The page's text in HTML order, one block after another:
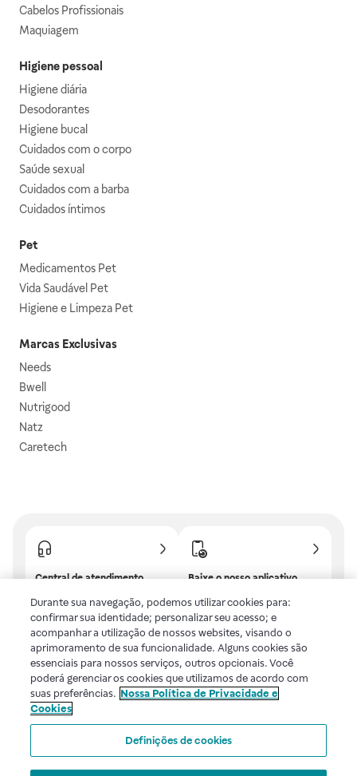
Cabelos Profissionais
Maquiagem
Higiene pessoal
Higiene diária
Desodorantes
Higiene bucal
Cuidados com o corpo
Saúde sexual
Cuidados com a barba
Cuidados íntimos
Pet
Medicamentos Pet
Vida Saudável Pet
Higiene e Limpeza Pet
Marcas Exclusivas
Needs
Bwell
Nutrigood
Natz
Caretech
Central de atendimento
frequentes ou fale com a
gente.
Baixe o nosso aplicativo
benefícios exclusivos!
Uma empresa
Voltar ao topo
Durante sua navegação, podemos utilizar cookies para:
confirmar sua identidade; personalizar seu acesso; e
acompanhar a utilização de nossos websites, visando o
aprimoramento de sua funcionalidade. Alguns cookies são
essenciais para nossos serviços, outros opcionais. Você
poderá gerenciar os cookies que utilizamos de acordo com
suas preferências. Nossa Política de Privacidade e
Cookies
Definições de cookies